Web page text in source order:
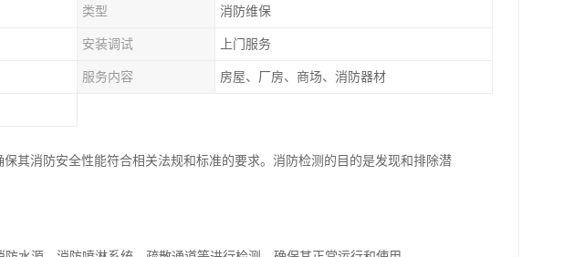
类型 消防维保
安装调试 上门服务
服务内容 房屋、厂房、商场、消防器材
其消防安全性能符合相关法规和标准的要求。消防检测的目的是发现和排除潜